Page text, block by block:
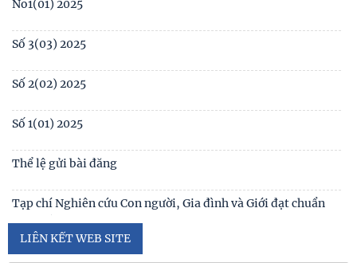
Số 3(03) 2025
Số 2(02) 2025
Số 1(01) 2025
Thể lệ gửi bài đăng
Tạp chí Nghiên cứu Con người, Gia đình và Giới đạt chuẩn
Tạp chí khoa học Việt Nam năm 2026
Số 1 -2026